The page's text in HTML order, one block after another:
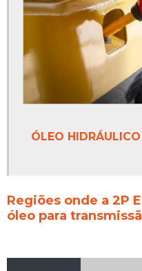
ÓLEO
Regiões onde a 2P
óleo para